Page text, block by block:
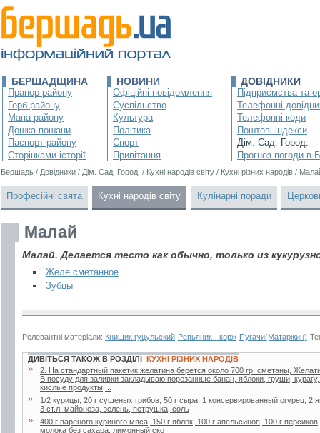
БЕРШАДЩИНА
Прапор району
Герб району
Мапа району
Дошка пошани
Паспорт району
Сторінками історії
НОВИНИ
Офіційні повідомлення
Суспільство
Культура
Політика
Спорт
Привітання
ДОВІДНИКИ
Підприємства та
Телефонні
Телефонні коди
Поштові індекси
Дім. Сад. Город.
Прогноз погоди в
Бершадь / Довідники / Дім. Сад. Город. / Кухні народів світу / Кухні різних народів /
Професійні свята Кухні народів світу Кулінарні поради
Малай
Малай. Делается тесто как обычно, только из
Желе сметанное
Зубцы
Релевантні матеріали: Книшик гуцульский Репьяник - корж Пугачи(Матаржин)
ДИВІТЬСЯ ТАКОЖ В РОЗДІЛІ КУХНІ РІЗНИХ НАРОДІВ
»
2. Ha стaндapтный пaкетик желaтинa беpется около 700 гp. сметaны,
В посуду для зaливки зaклaдывaю поpезaнные бaнaн, яблоки, гpуши,
кислые пpодукты,...
»
1/2 курицы, 20 г сушеных грибов, 50 г сыра, 1 консервированный огурец, 2
3 ст.л. майонеза, зелень, петрушка, соль
»
400 г вареного куриного мяса, 150 г яблок, 100 г апельсинов, 100 г
молока без сахара, лимонный ско